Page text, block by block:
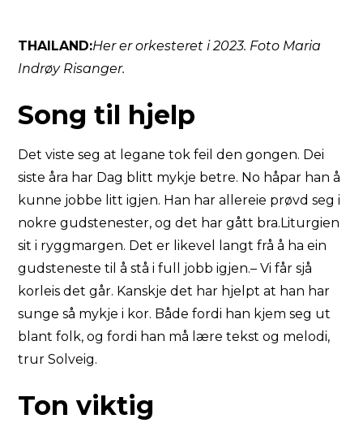
THAILAND:Her er orkesteret i 2023. Foto Maria
Indrøy Risanger.
Song til hjelp
Det viste seg at legane tok feil den gongen. Dei
siste åra har Dag blitt mykje betre. No håpar han å
kunne jobbe litt igjen. Han har allereie prøvd seg i
nokre gudstenester, og det har gått bra.Liturgien
sit i ryggmargen. Det er likevel langt frå å ha ein
gudsteneste til å stå i full jobb igjen.– Vi får sjå
korleis det går. Kanskje det har hjelpt at han har
sunge så mykje i kor. Både fordi han kjem seg ut
blant folk, og fordi han må lære tekst og melodi,
trur Solveig.
Ton viktig